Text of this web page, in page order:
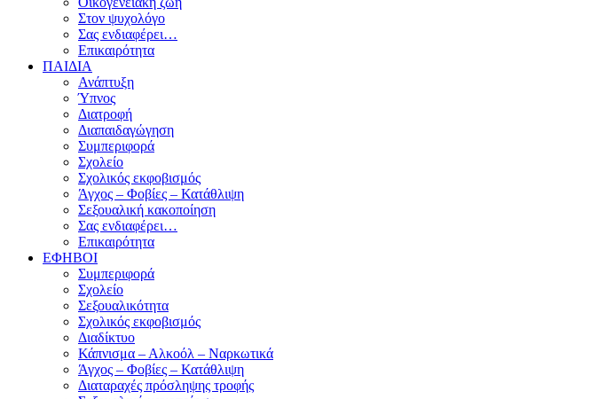
Στον ψυχολόγο
Σας ενδιαφέρει…
Επικαιρότητα
ΠΑΙΔΙΑ
Ανάπτυξη
Ύπνος
Διατροφή
Διαπαιδαγώγηση
Συμπεριφορά
Σχολείο
Σχολικός εκφοβισμός
Άγχος – Φοβίες – Κατάθλιψη
Σεξουαλική κακοποίηση
Σας ενδιαφέρει…
Επικαιρότητα
ΕΦΗΒΟΙ
Συμπεριφορά
Σχολείο
Σεξουαλικότητα
Σχολικός εκφοβισμός
Διαδίκτυο
Κάπνισμα – Αλκοόλ – Ναρκωτικά
Άγχος – Φοβίες – Κατάθλιψη
Διαταραχές πρόσληψης τροφής